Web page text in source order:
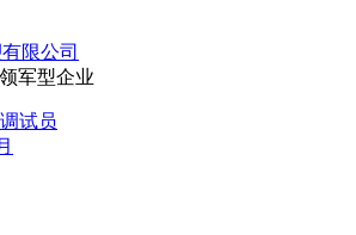
限公司
军型企业
试员